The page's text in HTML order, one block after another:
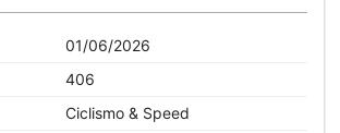
01/06/2026
406
Ciclismo & Speed